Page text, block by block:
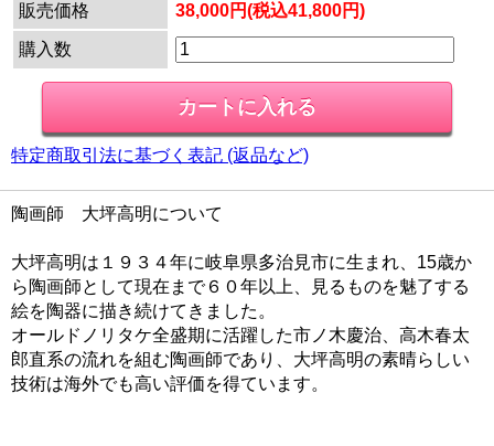
販売価格
38,000円(税込41,800円)
購入数
特定商取引法に基づく表記 (返品など)
陶画師 大坪高明について
大坪高明は１９３４年に岐阜県多治見市に生まれ、15歳か
ら陶画師として現在まで６０年以上、見るものを魅了する
絵を陶器に描き続けてきました。
オールドノリタケ全盛期に活躍した市ノ木慶治、高木春太
郎直系の流れを組む陶画師であり、大坪高明の素晴らしい
技術は海外でも高い評価を得ています。